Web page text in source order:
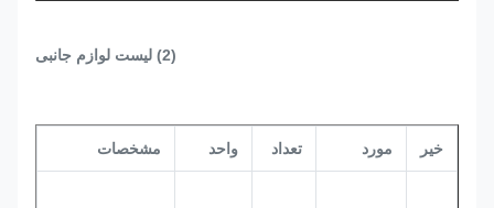
(2) لیست لوازم جانبی
خیر مورد تعداد واحد مشخصات